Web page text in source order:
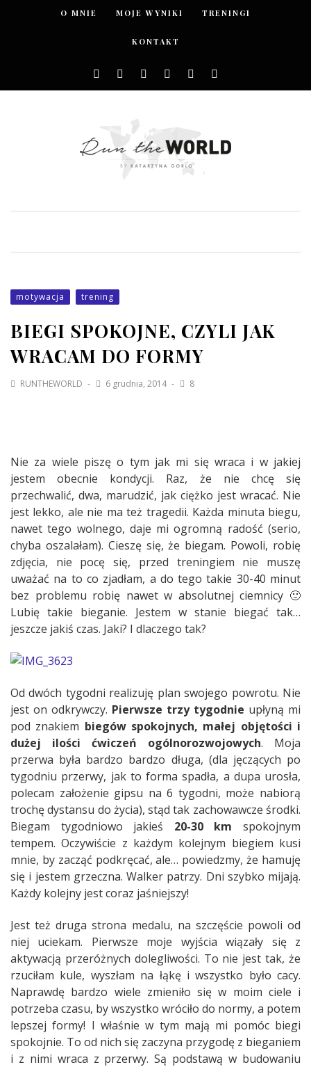
O MNIE MOJE WYNIKI TRENINGI
KONTAKT
motywacja trening
BIEGI SPOKOJNE, CZYLI JAK
WRACAM DO FORMY
RUNTHEWORLD 6 grudnia, 2014 8
Nie za wiele piszę o tym jak mi się wraca i w jakiej
jestem obecnie kondycji. Raz, że nie chcę się
przechwalić, dwa, marudzić, jak ciężko jest wracać. Nie
jest lekko, ale nie ma też tragedii. Każda minuta biegu,
nawet tego wolnego, daje mi ogromną radość (serio,
chyba oszalałam). Cieszę się, że biegam. Powoli, robię
zdjęcia, nie pocę się, przed treningiem nie muszę
uważać na to co zjadłam, a do tego takie 30-40 minut
bez problemu robię nawet w absolutnej ciemnicy 🙂
Lubię takie bieganie. Jestem w stanie biegać tak…
jeszcze jakiś czas. Jaki? I dlaczego tak?
Od dwóch tygodni realizuję plan swojego powrotu. Nie
jest on odkrywczy. Pierwsze trzy tygodnie upłyną mi
pod znakiem biegów spokojnych, małej objętości i
dużej ilości ćwiczeń ogólnorozwojowych. Moja
przerwa była bardzo bardzo długa, (dla jęczących po
tygodniu przerwy, jak to forma spadła, a dupa urosła,
polecam założenie gipsu na 6 tygodni, może nabiorą
trochę dystansu do życia), stąd tak zachowawcze środki.
Biegam tygodniowo jakieś 20-30 km spokojnym
tempem. Oczywiście z każdym kolejnym biegiem kusi
mnie, by zacząć podkręcać, ale… powiedzmy, że hamuję
się i jestem grzeczna. Walker patrzy. Dni szybko mijają.
Każdy kolejny jest coraz jaśniejszy!
Jest też druga strona medalu, na szczęście powoli od
niej uciekam. Pierwsze moje wyjścia wiązały się z
aktywacją przeróżnych dolegliwości. To nie jest tak, że
rzuciłam kule, wyszłam na łąkę i wszystko było cacy.
Naprawdę bardzo wiele zmieniło się w moim ciele i
potrzeba czasu, by wszystko wróciło do normy, a potem
lepszej formy! I właśnie w tym mają mi pomóc biegi
spokojnie. To od nich się zaczyna przygodę z bieganiem
i z nimi wraca z przerwy. Są podstawą w budowaniu